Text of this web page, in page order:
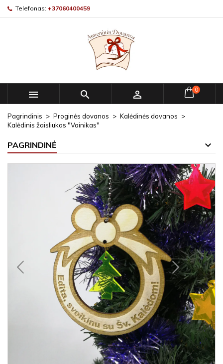
Telefonas: +37060400459
   0
Pagrindinis Proginės dovanos
Kalėdinės dovanos
Kalėdinis žaisliukas "Vainikas"
PAGRINDINĖ